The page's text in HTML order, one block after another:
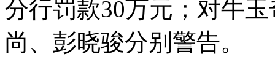
分行罚款30万元；对牛
尚、彭晓骏分别警告。